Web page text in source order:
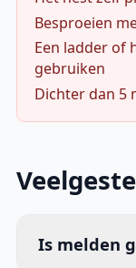
Besproeien
Een ladder of
gebruiken
Dichter dan 5
Is melden